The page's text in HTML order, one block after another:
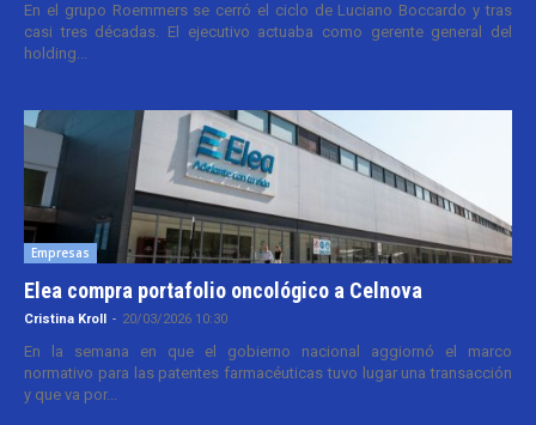
En el grupo Roemmers se cerró el ciclo de Luciano Boccardo y tras
casi tres décadas. El ejecutivo actuaba como gerente general del
holding...
Empresas
Elea compra portafolio oncológico a Celnova
Cristina Kroll - 20/03/2026 10:30
En la semana en que el gobierno nacional aggiornó el marco
normativo para las patentes farmacéuticas tuvo lugar una transacción
y que va por...